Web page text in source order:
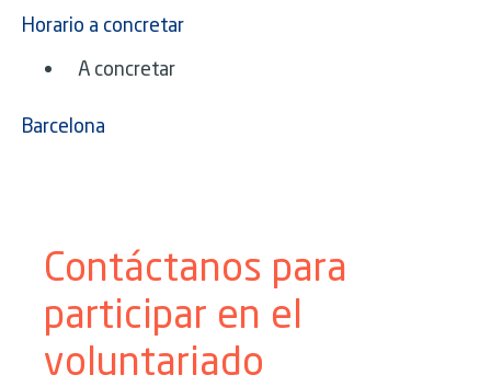
Horario a concretar
A concretar
Barcelona
Contáctanos para
participar en el
voluntariado